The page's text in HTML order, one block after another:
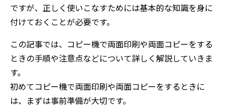
ですが、正しく使いこなすためには基本的な知識を身に
付けておくことが必要です。
この記事では、コピー機で両面印刷や両面コピーをする
ときの手順や注意点などについて詳しく解説していきま
す。
初めてコピー機で両面印刷や両面コピーをするときに
は、まずは事前準備が大切です。